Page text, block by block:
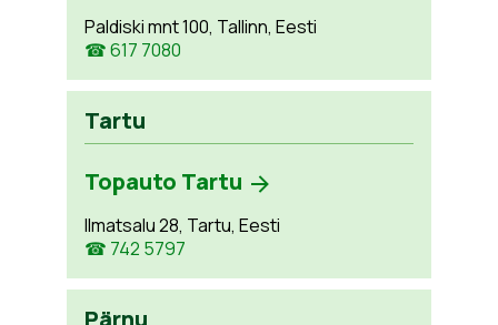
Paldiski mnt 100, Tallinn, Eesti
☎ 617 7080
Tartu
Topauto Tartu
Ilmatsalu 28, Tartu, Eesti
☎ 742 5797
Pärnu